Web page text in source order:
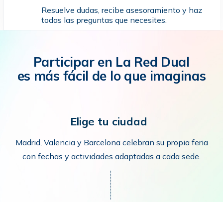
Resuelve dudas, recibe asesoramiento y haz
todas las preguntas que necesites.
Participar en La Red Dual
es más fácil de lo que imaginas
Elige tu ciudad
Madrid, Valencia y Barcelona celebran su propia feria
con fechas y actividades adaptadas a cada sede.